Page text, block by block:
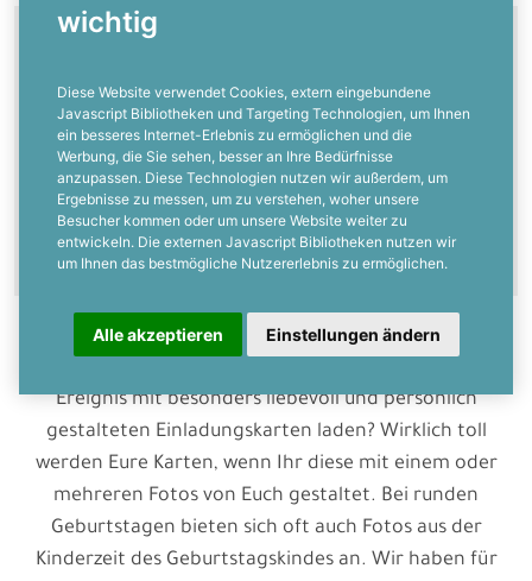
wichtig
Diese Website verwendet Cookies, extern eingebundene
Javascript Bibliotheken und Targeting Technologien, um Ihnen
ein besseres Internet-Erlebnis zu ermöglichen und die
Werbung, die Sie sehen, besser an Ihre Bedürfnisse
anzupassen. Diese Technologien nutzen wir außerdem, um
Ergebnisse zu messen, um zu verstehen, woher unsere
Besucher kommen oder um unsere Website weiter zu
entwickeln. Die externen Javascript Bibliotheken nutzen wir
um Ihnen das bestmögliche Nutzererlebnis zu ermöglichen.
Alle akzeptieren Einstellungen ändern
mit Foto
Einladungskarten zum
Geburtstag mit Foto
Ereignis mit besonders liebevoll und persönlich
gestalteten Einladungskarten laden? Wirklich toll
werden Eure Karten, wenn Ihr diese mit einem oder
mehreren Fotos von Euch gestaltet. Bei runden
Geburtstagen bieten sich oft auch Fotos aus der
Kinderzeit des Geburtstagskindes an. Wir haben für